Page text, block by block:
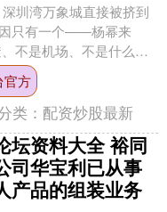
圳湾万象城直接被挤到
因只有一个——杨幂来
不是机场、不是什么模
而是Prada深圳湾全新
官方
类： 配资炒股最新
坛资料大全 裕同
司华宝利已从事
产品的组装业务